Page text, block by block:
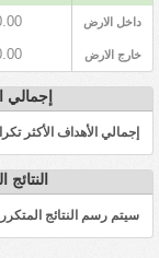
داخل الارض
خارج الارض
إجمالي
إجمالي الأهداف الأكثر
سيتم رسم النتائج